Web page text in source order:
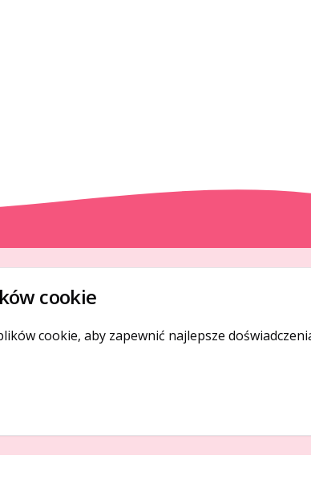
i
O NAS
Kontakt
cookie
cookie, aby zapewnić najlepsze